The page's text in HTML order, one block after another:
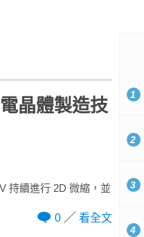
晶體製造技
持續進行 2D 微縮，並
0
看全文
1
2
3
4